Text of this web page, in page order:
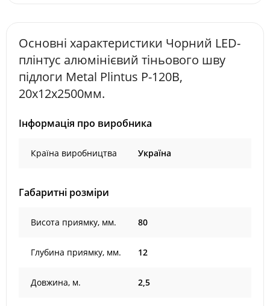
Основні характеристики Чорний LED-
плінтус алюмінієвий тіньового шву
підлоги Metal Plintus P-120B,
20х12х2500мм.
Інформація про виробника
Країна виробництва Україна
Габаритні розміри
Висота приямку, мм. 80
Глубина приямку, мм. 12
Довжина, м. 2,5